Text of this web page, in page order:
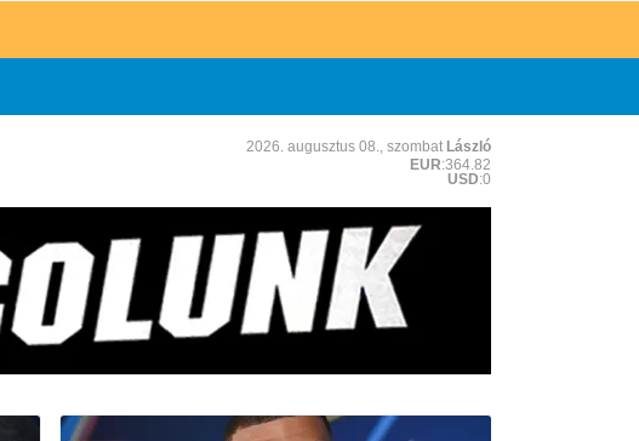
2026. augusztus 08., szombat László
EUR:364.82
USD:0